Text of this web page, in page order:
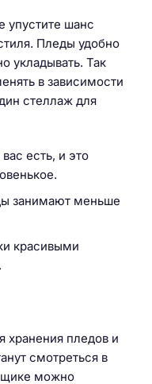
упустите шанс
Пледы удобно
укладывать. Так
в зависимости
стеллаж для
есть, и это
занимают меньше
красивыми
хранения пледов и
смотреться в
можно